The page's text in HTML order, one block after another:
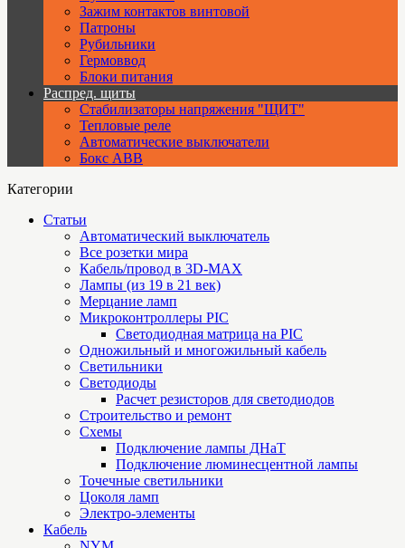
Зажим контактов винтовой
Патроны
Рубильники
Гермоввод
Блоки питания
Распред. щиты
Стабилизаторы напряжения "ЩИТ"
Тепловые реле
Автоматические выключатели
Бокс ABB
Категории
Статьи
Автоматический выключатель
Все розетки мира
Кабель/провод в 3D-MAX
Лампы (из 19 в 21 век)
Мерцание ламп
Микроконтроллеры PIC
Cветодиодная матрица на PIC
Одножильный и многожильный кабель
Светильники
Светодиоды
Расчет резисторов для светодиодов
Строительство и ремонт
Схемы
Подключение лампы ДНаТ
Подключение люминесцентной лампы
Точечные светильники
Цоколя ламп
Электро-элементы
Кабель